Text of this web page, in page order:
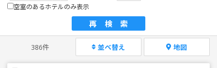
空室のあるホテルのみ表示
再検索
386件 並べ替え 地図